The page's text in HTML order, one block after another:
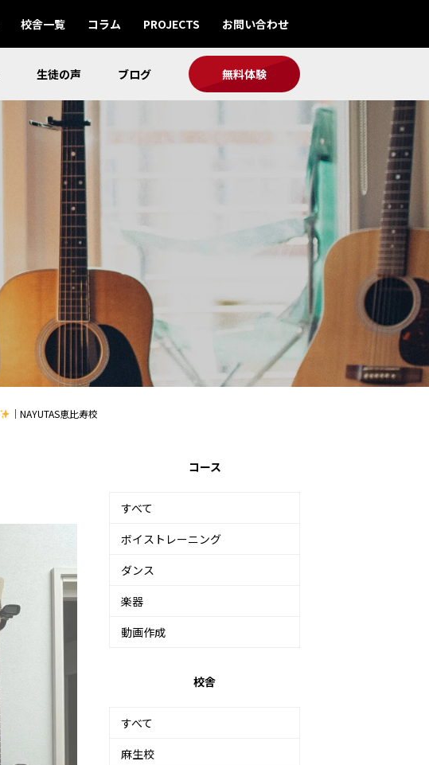
校舎一覧 コラム PROJECTS お問い合わせ
生徒の声 ブログ 無料体験
｜NAYUTAS恵比寿校
コース
すべて
ボイストレーニング
ダンス
楽器
動画作成
校舎
すべて
麻生校